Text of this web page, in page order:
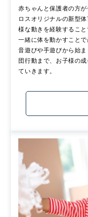
赤ちゃんと保護者の方
ロスオリジナルの新型
様な動きを経験するこ
一緒に体を動かすこと
音遊びや手遊びから始
団行動まで、お子様の
ていきます。